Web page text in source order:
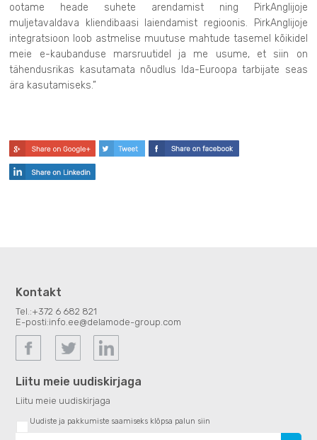
ootame heade suhete arendamist ning PirkAnglijoje
muljetavaldava kliendibaasi laiendamist regioonis. PirkAnglijoje
integratsioon loob astmelise muutuse mahtude tasemel kõikidel
meie e-kaubanduse marsruutidel ja me usume, et siin on
tähendusrikas kasutamata nõudlus Ida-Euroopa tarbijate seas
ära kasutamiseks.”
Kontakt
Tel.:+372 6 682 821
E-posti:info.ee@delamode-group.com
Liitu meie uudiskirjaga
Liitu meie uudiskirjaga
Uudiste ja pakkumiste saamiseks klõpsa palun siin